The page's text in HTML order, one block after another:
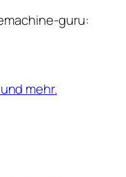
guru:
mehr.